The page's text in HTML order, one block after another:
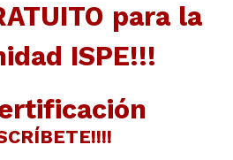
para la
ISPE!!!